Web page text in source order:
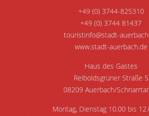
+49 (0) 3744-825310
+49 (0) 3744 81437
touristinfo@stadt-
www.stadt-auerbach.de
Haus des Gastes
Reiboldsgrüner Straße 5
08209 Auerbach/
Montag, Dienstag 10.00 bis